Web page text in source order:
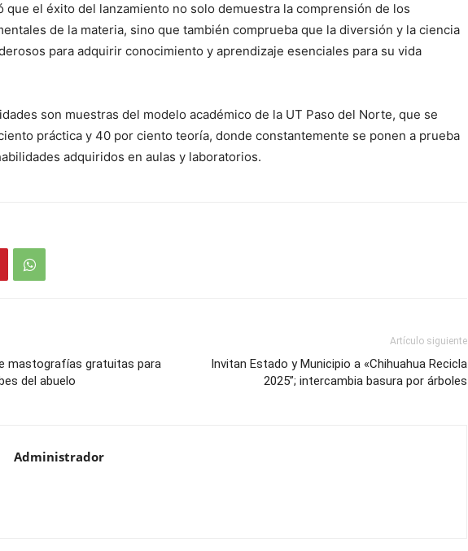
que el éxito del lanzamiento no solo demuestra la comprensión de los
de la materia, sino que también comprueba que la diversión y la ciencia
para adquirir conocimiento y aprendizaje esenciales para su vida
son muestras del modelo académico de la UT Paso del Norte, que se
práctica y 40 por ciento teoría, donde constantemente se ponen a prueba
adquiridos en aulas y laboratorios.
mastografías gratuitas para
del abuelo
Artículo siguiente
Invitan Estado y Municipio a «Chihuahua Recicla
2025”; intercambia basura por árboles
Administrador